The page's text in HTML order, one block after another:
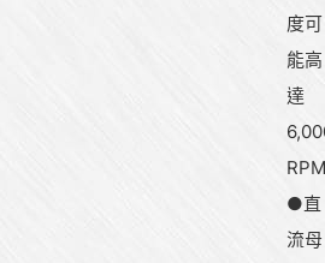
度可
能高
達
RPM
●直
流母